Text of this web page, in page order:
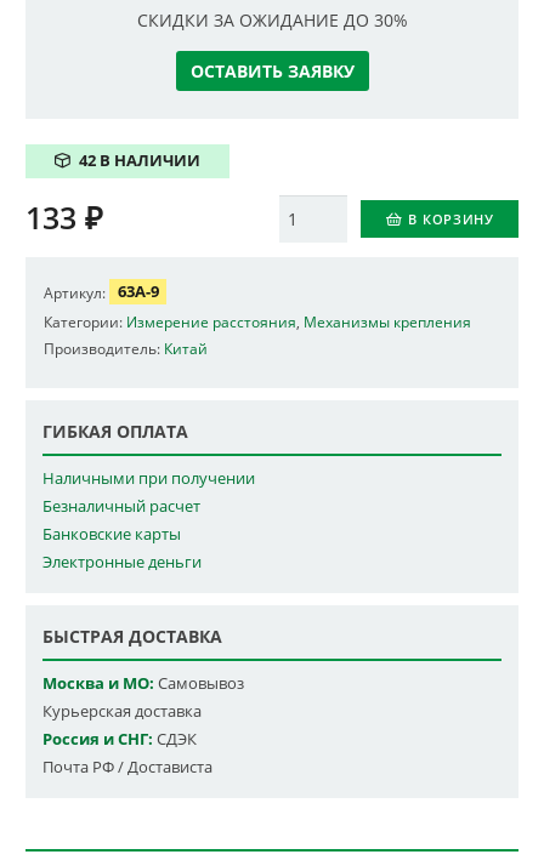
СКИДКИ ЗА ОЖИДАНИЕ ДО 30%
ОСТАВИТЬ ЗАЯВКУ
42 В НАЛИЧИИ
Количество В КОРЗИНУ
133 ₽
Артикул: 63A-9
Категории: Измерение расстояния Механизмы крепления
Производитель: Китай
ГИБКАЯ ОПЛАТА
Наличными при получении
Безналичный расчет
Банковские карты
Электронные деньги
БЫСТРАЯ ДОСТАВКА
Москва и МО: Самовывоз
Курьерская доставка
Россия и СНГ: СДЭК
Почта РФ / Достависта